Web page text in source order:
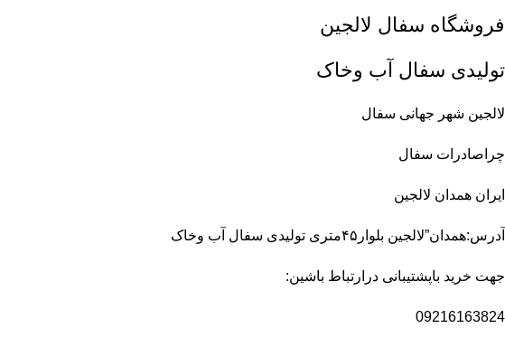
فروشگاه سفال لالجین
تولیدی سفال آب وخاک
لالجین شهر جهانی سفال
چراصادرات سفال
ایران همدان لالجین
آدرس:همدان”لالجین بلوار۴۵متری تولیدی سفال آب وخاک
جهت خرید باپشتیبانی درارتباط باشین:
09216163824